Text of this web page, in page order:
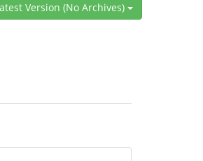
Version (No Archives)